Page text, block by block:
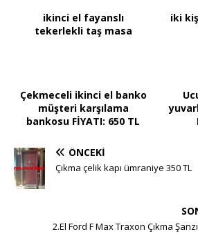
ikinci el fayanslı
tekerlekli taş masa
iki
Çekmeceli ikinci el banko
müşteri karşılama
bankosu FİYATI: 650 TL
ÖNCEKI
Çıkma çelik kapı ümraniye 350 TL
2.El Ford F Max Traxon Çıkma